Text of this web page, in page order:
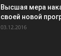
Высшая мера
своей новой
03.12.2016